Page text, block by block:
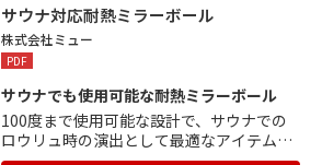
上。 体育館や室内プールなど大規模建築だ
けでなく、集合住宅のリフォームなどにも
有効です。
サウナ対応耐熱ミラーボール
株式会社ミュー
PDF
サウナでも使用可能な耐熱ミラーボール
100度まで使用可能な設計で、サウナでの
ロウリュ時の演出として最適なアイテムで
す。 Φ200と小型なので、低めの天井にも